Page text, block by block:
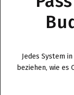
Jedes System
beziehen, wie es